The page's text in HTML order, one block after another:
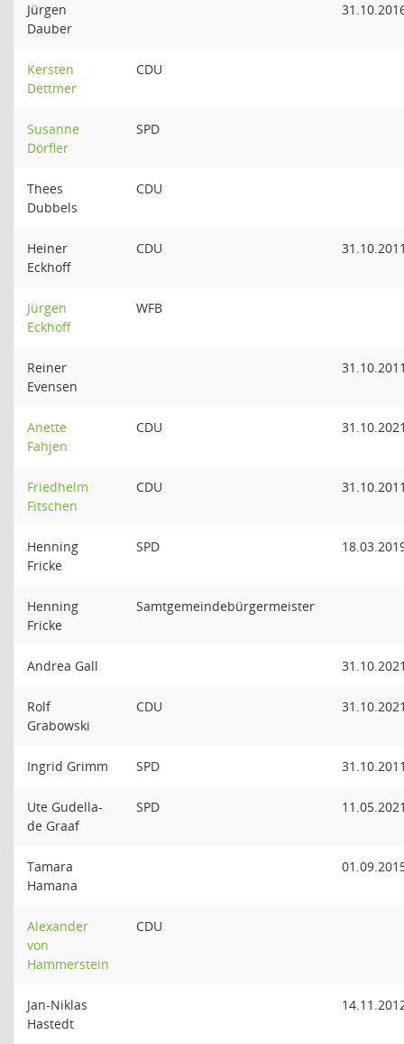
Jürgen
Dauber
Kersten
Dettmer
CDU
Susanne
Dörfler
SPD
Thees
Dubbels
CDU
Heiner
Eckhoff
CDU
Jürgen
Eckhoff
WFB
Reiner
Evensen
Anette
Fahjen
CDU
Friedhelm
Fitschen
CDU
Henning
Fricke
SPD
Henning
Fricke
Samtgemeindebürgermeister
Andrea Gall
Rolf
Grabowski
CDU
Ingrid Grimm SPD
Ute Gudella-
de Graaf
SPD
Tamara
Hamana
Alexander
von
Hammerstein
CDU
Jan-Niklas
Hastedt